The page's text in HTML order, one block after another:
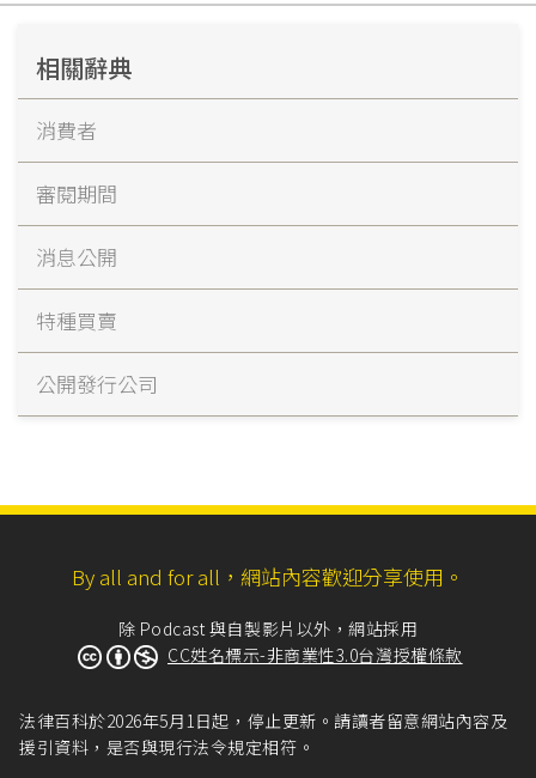
相關辭典
消費者
審閱期間
消息公開
特種買賣
公開發行公司
By all and for all，網站內容歡迎分享使用。
除 Podcast 與自製影片以外，網站採用
CC姓名標示-非商業性3.0台灣授權條款
法律百科於2026年5月1日起，停止更新。請讀者留意網站內容及
援引資料，是否與現行法令規定相符。